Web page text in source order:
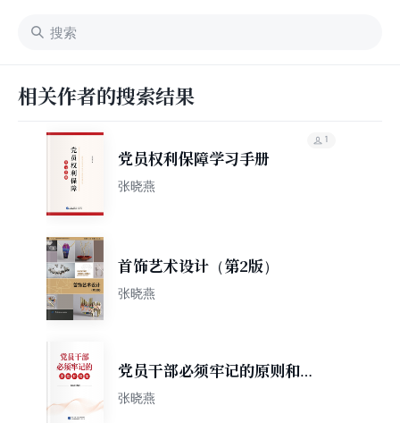
相关作者的搜索结果
党员权利保障学习手册
张晓燕
1
首饰艺术设计（第2版）
张晓燕
党员干部必须牢记的原则和规
矩
张晓燕